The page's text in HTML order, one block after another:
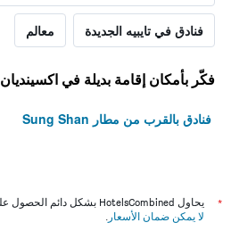
فنادق في تايبيه الجديدة معالم
فكّر بأمكان إقامة بديلة في اكسينديان
فنادق بالقرب من مطار Sung Shan
*
يحاول HotelsCombined بشكل دائم الحصول على الأسعار الدقيقة، ولكن
لا يمكن ضمان الأسعار .